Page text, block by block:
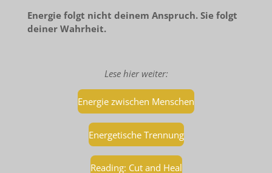
Energie folgt nicht deinem Anspruch. Sie folgt
deiner Wahrheit.
Lese hier weiter:
Energie zwischen Menschen
Energetische Trennung
Reading: Cut and Heal